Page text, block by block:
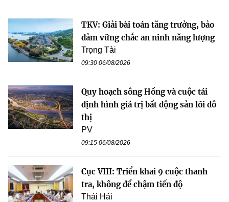
TKV: Giải bài toán tăng trưởng, bảo
đảm vững chắc an ninh năng lượng
Trọng Tài
09:30 06/08/2026
Quy hoạch sông Hồng và cuộc tái
định hình giá trị bất động sản lõi đô
thị
PV
09:15 06/08/2026
Cục VIII: Triển khai 9 cuộc thanh
tra, không để chậm tiến độ
Thái Hải